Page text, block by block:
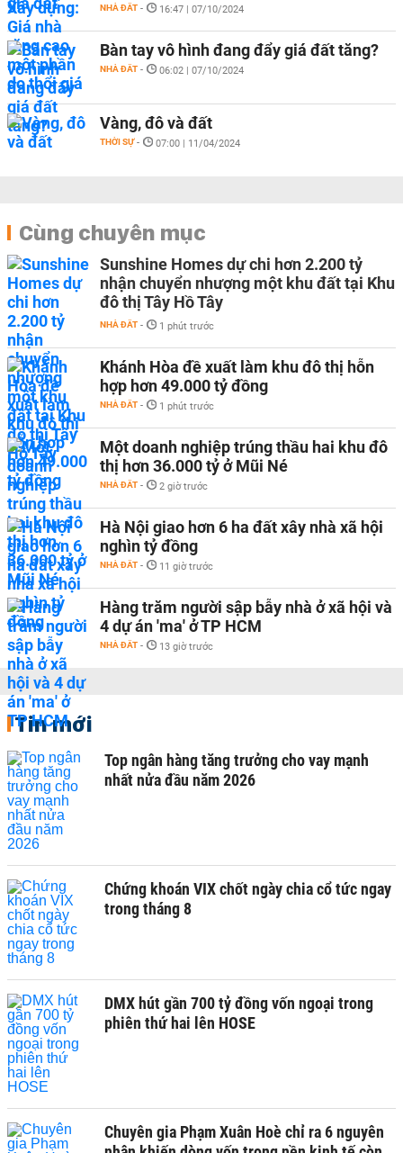
NHÀ ĐẤT - 16:47 | 07/10/2024
Bàn tay vô hình đang đẩy giá đất tăng?
NHÀ ĐẤT - 06:02 | 07/10/2024
Vàng, đô và đất
THỜI SỰ - 07:00 | 11/04/2024
Cùng chuyên mục
Sunshine Homes dự chi hơn 2.200 tỷ
nhận chuyển nhượng một khu đất tại Khu
đô thị Tây Hồ Tây
NHÀ ĐẤT - 1 phút trước
Khánh Hòa đề xuất làm khu đô thị hỗn
hợp hơn 49.000 tỷ đồng
NHÀ ĐẤT - 1 phút trước
Một doanh nghiệp trúng thầu hai khu đô
thị hơn 36.000 tỷ ở Mũi Né
NHÀ ĐẤT - 2 giờ trước
Hà Nội giao hơn 6 ha đất xây nhà xã hội
nghìn tỷ đồng
NHÀ ĐẤT - 11 giờ trước
Hàng trăm người sập bẫy nhà ở xã hội và
4 dự án 'ma' ở TP HCM
NHÀ ĐẤT - 13 giờ trước
Tin mới
Top ngân hàng tăng trưởng cho vay mạnh
nhất nửa đầu năm 2026
Chứng khoán VIX chốt ngày chia cổ tức ngay
trong tháng 8
DMX hút gần 700 tỷ đồng vốn ngoại trong
phiên thứ hai lên HOSE
Chuyên gia Phạm Xuân Hoè chỉ ra 6 nguyên